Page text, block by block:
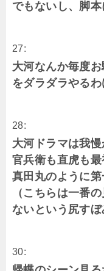
でもないし、脚
27:
大河なんか毎度
をダラダラやる
28:
大河ドラマは我
官兵衛も直虎も
真田丸のように
（こちらは一番
ないという尻すぼ
30: